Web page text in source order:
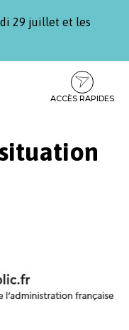
29 juillet et les
ACCÈS RAPIDES